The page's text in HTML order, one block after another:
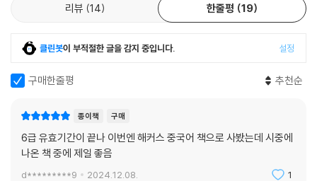
HSK 6급 및 PBT/IBT 시험 정보
HSK 6급 목표 달성을 위한 맞춤 학습 플랜
해설집
리뷰 14 한줄평 19
클린봇이 부적절한 글을 감지 중입니다. 설정
구매한줄평 추천순
종이책 구매
6급 유효기간이 끝나 이번엔 해커스 중국어 책으로 사봤는데 시중에
나온 책 중에 제일 좋음
d*********9 2024.12.08. 1